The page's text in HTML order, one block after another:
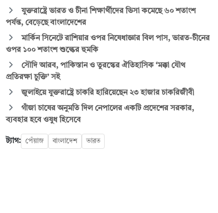
যুক্তরাষ্ট্রে ভারত ও চীনা শিক্ষার্থীদের ভিসা কমেছে ৬০ শতাংশ
পর্যন্ত, বেড়েছে বাংলাদেশের
মার্কিন সিনেটে রাশিয়ার ওপর নিষেধাজ্ঞার বিল পাস, ভারত-চীনের
ওপর ১০০ শতাংশ শুল্কের হুমকি
সৌদি আরব, পাকিস্তান ও তুরস্কের ঐতিহাসিক ‘মক্কা যৌথ
প্রতিরক্ষা চুক্তি’ সই
জুলাইয়ে যুক্তরাষ্ট্রে চাকরি হারিয়েছেন ২৩ হাজার চাকরিজীবী
গাঁজা চাষের অনুমতি দিল নেপালের একটি প্রদেশের সরকার,
ব্যবহার হবে ওষুধ হিসেবে
ট্যাগ: পেঁয়াজ বাংলাদেশ ভারত